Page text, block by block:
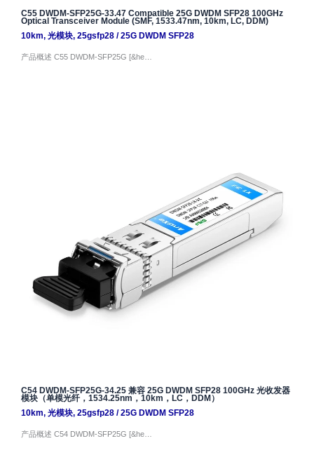
C55 DWDM-SFP25G-33.47 Compatible 25G DWDM SFP28 100GHz
Optical Transceiver Module (SMF, 1533.47nm, 10km, LC, DDM)
10km, 光模块, 25gsfp28/25G DWDM SFP28
产品概述 C55 DWDM-SFP25G [&he…
C54 DWDM-SFP25G-34.25 兼容 25G DWDM SFP28 100GHz 光收发器
模块（单模光纤，1534.25nm，10km，LC，DDM）
10km, 光模块, 25gsfp28/25G DWDM SFP28
产品概述 C54 DWDM-SFP25G [&he…